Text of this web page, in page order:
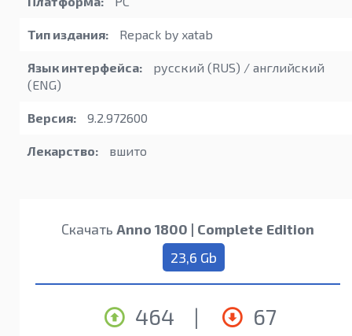
Тип издания: Repack by xatab
Язык интерфейса:
русский (RUS) / английский
(ENG)
Версия: 9.2.972600
Лекарство: вшито
Скачать Anno 1800 | Complete Edition
23,6 Gb
464 | 67